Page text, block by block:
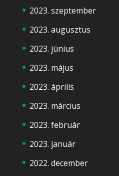
2023. szeptember
2023. augusztus
2023. június
2023. május
2023. április
2023. március
2023. február
2023. január
2022. december